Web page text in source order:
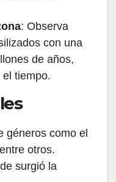
: Observa
con una
de años,
tiempo.
géneros como el
otros.
surgió la